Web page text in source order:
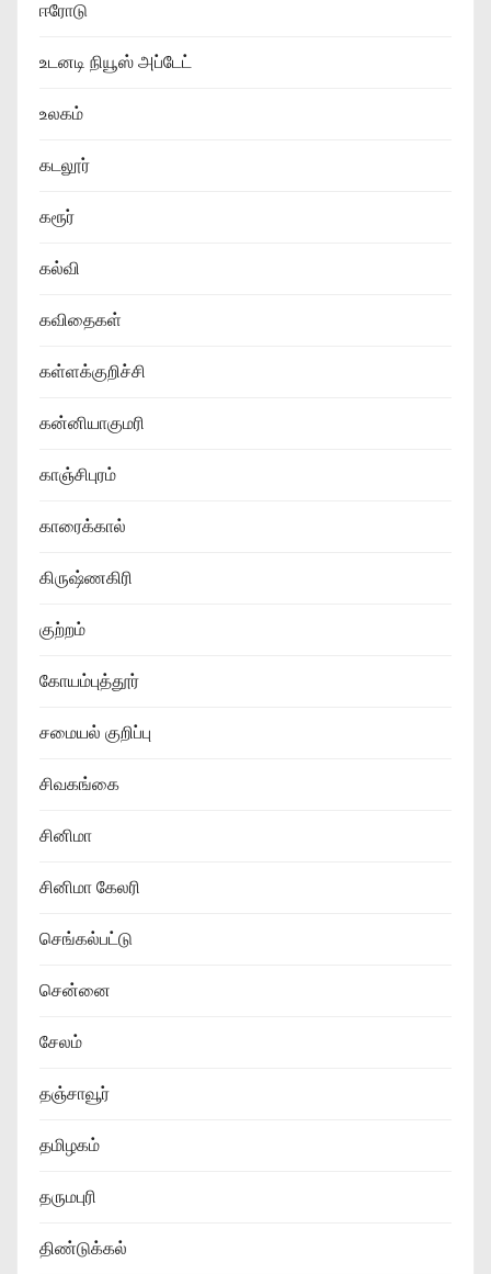
ஈரோடு
உடனடி நியூஸ் அப்டேட்
உலகம்
கடலூர்
கரூர்
கல்வி
கவிதைகள்
கள்ளக்குறிச்சி
கன்னியாகுமரி
காஞ்சிபுரம்
காரைக்கால்
கிருஷ்ணகிரி
குற்றம்
கோயம்புத்தூர்
சமையல் குறிப்பு
சிவகங்கை
சினிமா
சினிமா கேலரி
செங்கல்பட்டு
சென்னை
சேலம்
தஞ்சாவூர்
தமிழகம்
தருமபுரி
திண்டுக்கல்